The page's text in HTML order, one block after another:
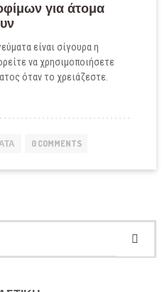
για άτομα
είναι σίγουρα η
να χρησιμοποιήσετε
όταν το χρειάζεστε.
0 COMMENTS